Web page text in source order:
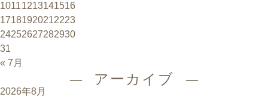
10111213141516
17181920212223
24252627282930
31
« 7月
アーカイブ
2026年8月